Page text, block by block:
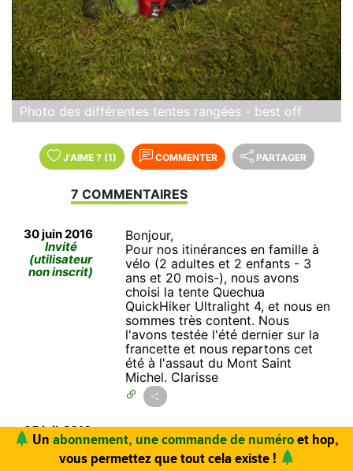
Photo des différentes tentes rangées - best off
J'AIME ? (1) COMMENTER PARTAGER
7 COMMENTAIRES
30 juin 2016
Invité
(utilisateur
non inscrit)
Bonjour,
Pour nos itinérances en famille à
vélo (2 adultes et 2 enfants - 3
ans et 20 mois-), nous avons
choisi la tente Quechua
QuickHiker Ultralight 4, et nous en
sommes très content. Nous
l'avons testée l'été dernier sur la
francette et nous repartons cet
été à l'assaut du Mont Saint
Michel. Clarisse
05 juil. 2016
Invité
(utilisateur
Nous voyagons acctuellement
avec la Mutha Hubba nx. Après
deux mois d'utilisation intensive
Vous trouvez ce site utile ? Vous aimez le magazine ?